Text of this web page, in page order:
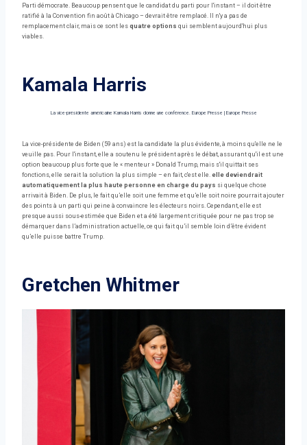
Parti démocrate. Beaucoup pensent que le candidat du parti pour l'instant – il doit être
ratifié à la Convention fin août à Chicago – devrait être remplacé. Il n'y a pas de
remplacement clair, mais ce sont les quatre options qui semblent aujourd'hui plus
viables.
Kamala Harris
La vice-présidente américaine Kamala Harris donne une conférence. Europe Presse | Europe Presse
La vice-présidente de Biden (59 ans) est la candidate la plus évidente, à moins qu'elle ne le
veuille pas. Pour l'instant, elle a soutenu le président après le débat, assurant qu'il est une
option beaucoup plus forte que le « menteur » Donald Trump, mais s'il quittait ses
fonctions, elle serait la solution la plus simple – en fait, c'est elle. elle deviendrait
automatiquement la plus haute personne en charge du pays si quelque chose
arrivait à Biden. De plus, le fait qu’elle soit une femme et qu’elle soit noire pourrait ajouter
des points à un parti qui peine à convaincre les électeurs noirs. Cependant, elle est
presque aussi sous-estimée que Biden et a été largement critiquée pour ne pas trop se
démarquer dans l’administration actuelle, ce qui fait qu’il semble loin d’être évident
qu’elle puisse battre Trump.
Gretchen Whitmer